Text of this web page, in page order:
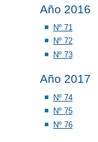
Año 2016
Nº 71
Nº 72
Nº 73
Año 2017
Nº 74
Nº 75
Nº 76